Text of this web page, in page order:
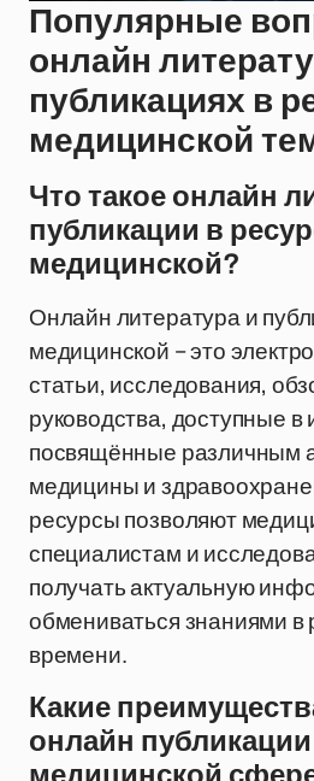
Популярные
онлайн
публикациях в
медицинской
Что такое онлайн
публикации в
медицинской?
Онлайн литература и
медицинской – это
статьи, исследования,
руководства, доступные в
посвящённые различным
медицины и
ресурсы позволяют
специалистам и
получать актуальную
обмениваться знаниями
времени.
Какие
онлайн